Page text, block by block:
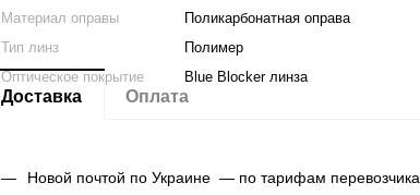
Материал оправы
Поликарбонатная оправа
Тип линз
Полимер
Оптическое покрытие
Blue Blocker линза
Доставка Оплата
Новой почтой по Украине — по тарифам перевозчика.